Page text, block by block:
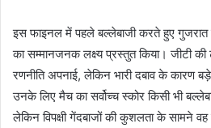
इस फाइनल में पहले बल्लेबाजी करते हुए
का सम्मानजनक लक्ष्य प्रस्तुत किया। जीटी
रणनीति अपनाई, लेकिन भारी दबाव के कारण
उनके लिए मैच का सर्वोच्च स्कोर किसी भी
लेकिन विपक्षी गेंदबाजों की कुशलता के सामने